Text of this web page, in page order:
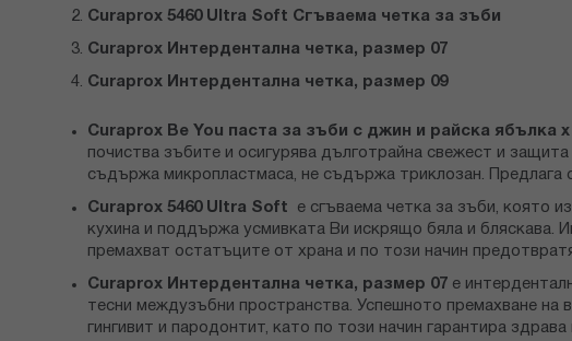
Curaprox 5460 Ultra Soft Сгъваема четка за зъби
Curaprox Интердентална четка, размер 07
Curaprox Интердентална четка, размер 09
Сuraprox Be You паста за зъби с джин и райска ябълка х
почиства зъбите и осигурява дълготрайна свежест и
съдържа микропластмаса, не съдържа триклозан. Предлага
Curaprox 5460 Ultra Soft
е сгъваема четка за зъби, която
кухина и поддържа усмивката Ви искрящо бяла и бляскава.
премахват остатъците от храна и по този начин
Curaprox Интердентална четка, размер 07 е
тесни междузъбни пространства. Успешното премахване на
гингивит и пародонтит, като по този начин гарантира